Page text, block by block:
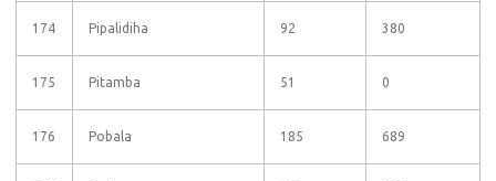
174 Pipalidiha 92 380
175 Pitamba 51 0
176 Pobala 185 689